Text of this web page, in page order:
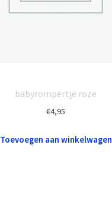
babyrompertje roze
€4,95
Toevoegen aan winkelwagen